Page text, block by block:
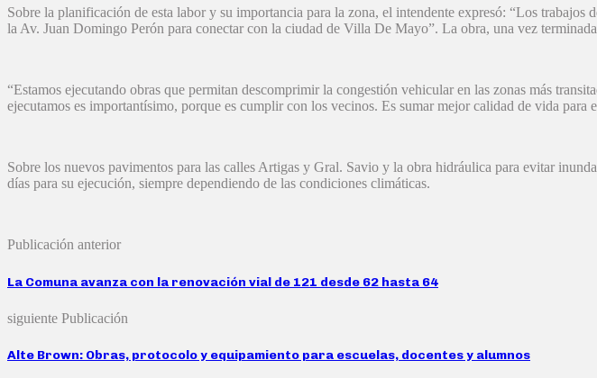
Sobre la planificación de esta labor y su importancia para la zona, el intendente expresó: “Los
la Av. Juan Domingo Perón para conectar con la ciudad de Villa De Mayo”. La obra, una vez
“Estamos ejecutando obras que permitan descomprimir la congestión vehicular en las zonas más
ejecutamos es importantísimo, porque es cumplir con los vecinos. Es sumar mejor calidad de vida para
Sobre los nuevos pavimentos para las calles Artigas y Gral. Savio y la obra hidráulica para evitar
días para su ejecución, siempre dependiendo de las condiciones climáticas.
Publicación anterior
La Comuna avanza con la renovación vial de 121 desde 62 hasta 64
siguiente Publicación
Alte Brown: Obras, protocolo y equipamiento para escuelas, docentes y alumnos